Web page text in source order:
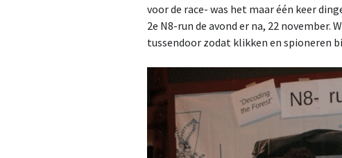
voor de race- was het maar één keer
2e N8-run de avond er na, 22 november.
tussendoor zodat klikken en spioneren